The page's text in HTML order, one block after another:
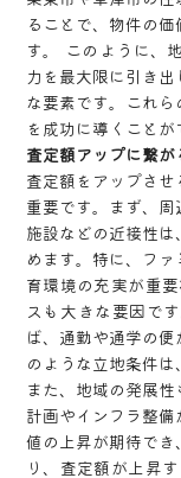
ることで、物件の
す。 このように、
力を最大限に引き
な要素です。これ
を成功に導くことが
査定額アップに繋が
査定額をアップさ
重要です。まず、
施設などの近接性
めます。特に、フ
育環境の充実が重
スも大きな要因で
ば、通勤や通学の
のような立地条件は
また、地域の発展
計画やインフラ整
値の上昇が期待で
り、査定額が上昇